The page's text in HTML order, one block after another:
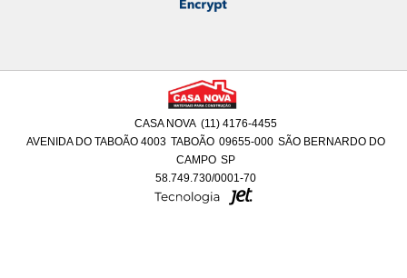
CASA NOVA (11) 4176-4455
AVENIDA DO TABOÃO 4003 TABOÃO 09655-000 SÃO BERNARDO DO
CAMPO SP
58.749.730/0001-70